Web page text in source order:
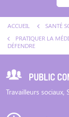
ACCUEIL SANTÉ
PRATIQUER LA
DÉFENDRE
PUBLIC
Travailleurs sociaux,